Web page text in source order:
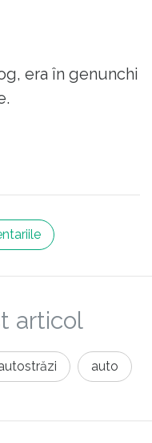
are puțin și face
ul și ulterior
e de fapt
competent ca
au fost
era în genunchi
articol
auto